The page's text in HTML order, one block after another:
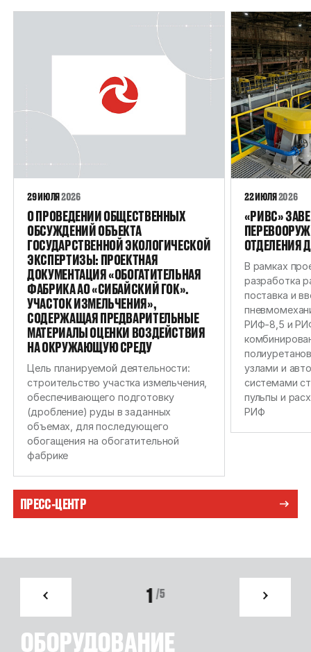
29 ИЮЛЯ2026
О ПРОВЕДЕНИИ ОБЩЕСТВЕННЫХ
ОБСУЖДЕНИЙ ОБЪЕКТА
ГОСУДАРСТВЕННОЙ ЭКОЛОГИЧЕСКОЙ
ЭКСПЕРТИЗЫ: ПРОЕКТНАЯ
ДОКУМЕНТАЦИЯ «ОБОГАТИТЕЛЬНАЯ
ФАБРИКА АО «СИБАЙСКИЙ ГОК».
УЧАСТОК ИЗМЕЛЬЧЕНИЯ»,
СОДЕРЖАЩАЯ ПРЕДВАРИТЕЛЬНЫЕ
МАТЕРИАЛЫ ОЦЕНКИ ВОЗДЕЙСТВИЯ
НА ОКРУЖАЮЩУЮ СРЕДУ
Цель планируемой деятельности:
строительство участка измельчения,
обеспечивающего подготовку
(дробление) руды в заданных
объемах, для последующего
обогащения на обогатительной
фабрике
22 ИЮЛЯ2026
«РИВС»
ОТДЕЛЕНИЯ
В рамках
разработка
поставка и
РИФ-8,5 и
узлами и
системами
пульпы и
РИФ
ПРЕСС-ЦЕНТР
ОБОРУДОВАНИЕ
1 /5